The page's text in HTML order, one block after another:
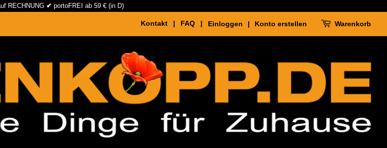
RECHNUNG ✔ portoFREI ab 59 € (in D)
Kontakt | FAQ | Einloggen | Konto erstellen Warenkorb